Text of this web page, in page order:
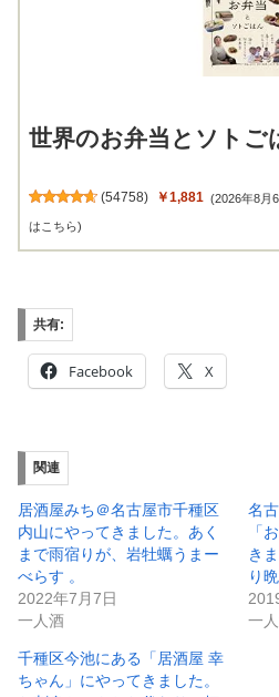
世界のお弁当とソトご
(54758) ￥1,881 (2026年8月
はこちら)
共有:
Facebook X
関連
居酒屋みち＠名古屋市千種区
内山にやってきました。あく
まで雨宿りが、岩牡蠣うまー
べらす 。
2022年7月7日
一人酒
名
「
き
り
一
千種区今池にある「居酒屋 幸
ちゃん」にやってきました。